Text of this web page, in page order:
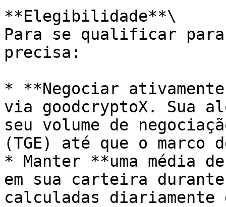
**Elegibilidade**\
Para se qualificar
precisa:
* **Negociar
via goodcryptoX. Sua
seu volume de
(TGE) até que o marco
* Manter **uma média
em sua carteira durante
calculadas